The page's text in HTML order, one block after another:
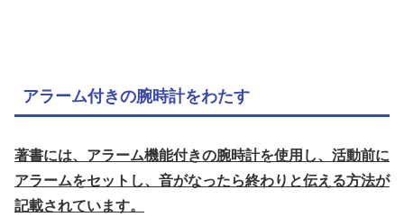
アラーム付きの腕時計をわたす
著書には、アラーム機能付きの腕時計を使用し、活動前に
アラームをセットし、音がなったら終わりと伝える方法が
記載されています。